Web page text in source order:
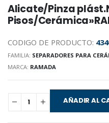
Alicate/Pinza
Pisos/
CODIGO DE PRODUCTO:
FAMILIA: SEPARADORES PARA
MARCA: RAMADA
AÑADIR AL